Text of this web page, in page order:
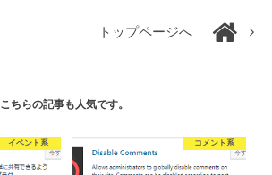
トップページへ
こちらの記事も人気です。
イベント系 コメント系